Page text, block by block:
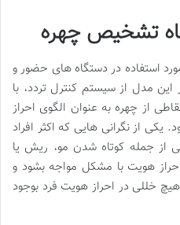
تشخیص چهره
استفاده در دستگاه های حضور و
مدل از سیستم کنترل تردد، با
از چهره به عنوان الگوی احراز
از نگرانی هایی که اکثر افراد
از جمله کوتاه شدن مو، ریش یا
هویت با مشکل مواجه بشود و
خللی در احراز هویت فرد بوجود